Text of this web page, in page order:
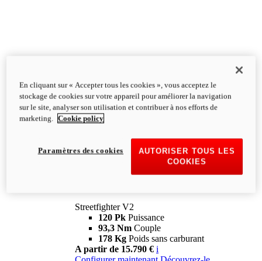
Streetfighter V2
120 Pk Puissance
93,3 Nm Couple
178 Kg Poids sans carburant
A partir de 15.790 € i
En cliquant sur « Accepter tous les cookies », vous acceptez le
stockage de cookies sur votre appareil pour améliorer la navigation
sur le site, analyser son utilisation et contribuer à nos efforts de
marketing.
Cookie policy
AUTORISER TOUS LES
COOKIES
Paramètres des cookies